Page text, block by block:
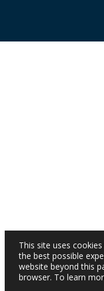
This site uses
the best possible
website beyond this
browser. To learn